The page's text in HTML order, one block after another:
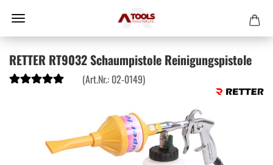
RETTER RT9032 Schaumpistole Reinigungspistole
(Art.Nr.: 02-0149)